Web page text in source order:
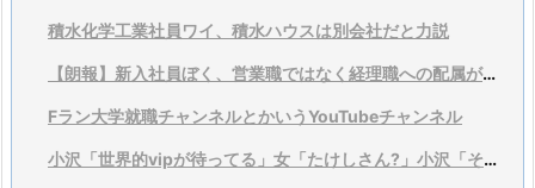
積水化学工業社員ワイ、積水ハウスは別会社だと力説
【朗報】新入社員ぼく、営業職ではなく経理職への配属が決まりガチで嬉しすぎて咽び泣く………………
Fラン大学就職チャンネルとかいうYouTubeチャンネル
小沢「世界的vipが待ってる」女「たけしさん?」小沢「それは言い過ぎ、そこまでではない」